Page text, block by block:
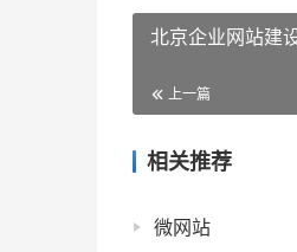
北京企业网站建
上一篇
相关推荐
微网站